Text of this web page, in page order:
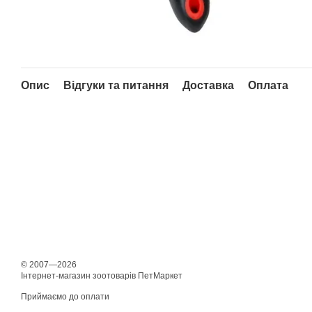
Опис Відгуки та питання Доставка Оплата
© 2007—2026
Інтернет-магазин зоотоварів ПетМаркет
Приймаємо до оплати